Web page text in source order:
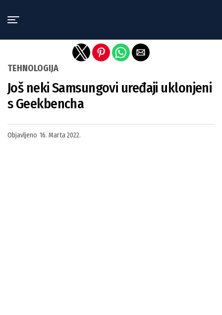
TEHNOLOGIJA
Još neki Samsungovi uređaji uklonjeni
s Geekbencha
Objavljeno 16. Marta 2022.